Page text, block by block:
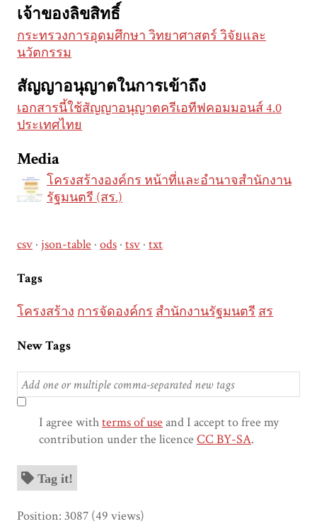
เจ้าของลิขสิทธิ์
กระทรวงการอุดมศึกษา วิทยาศาสตร์ วิจัยและ
นวัตกรรม
สัญญาอนุญาตในการเข้าถึง
เอกสารนี้ใช้สัญญาอนุญาตครีเอทีฟคอมมอนส์ 4.0
ประเทศไทย
Media
โครงสร้างองค์กร หน้าที่และอำนาจสำนักงาน
รัฐมนตรี (สร.)
csv json-table ods tsv txt
Tags
โครงสร้าง การจัดองค์กร สำนักงานรัฐมนตรี สร
New Tags
I agree withterms of use and I accept to free my
contribution under the licence CC BY-SA.
Tag it!
Position: 3087 (49 views)